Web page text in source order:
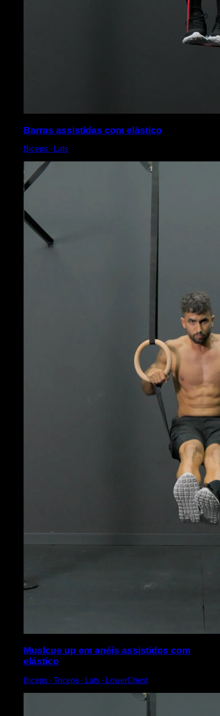
Barras assistidas com elástico
Biceps ∙ Lats
Muslcue up em anéis assistidos com
elástico
Biceps ∙ Triceps ∙ Lats ∙ LowerChest